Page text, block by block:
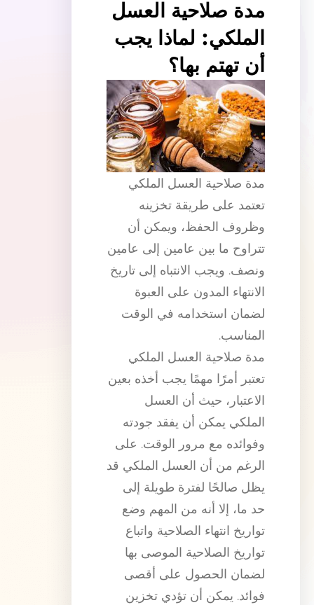
مدة صلاحية العسل
الملكي: لماذا يجب
أن تهتم بها؟
مدة صلاحية العسل الملكي
تعتمد على طريقة تخزينه
وظروف الحفظ، ويمكن أن
تتراوح ما بين عامين إلى عامين
ونصف. ويجب الانتباه إلى تاريخ
الانتهاء المدون على العبوة
لضمان استخدامه في الوقت
المناسب.
مدة صلاحية العسل الملكي
تعتبر أمرًا مهمًا يجب أخذه بعين
الاعتبار، حيث أن العسل
الملكي يمكن أن يفقد جودته
وفوائده مع مرور الوقت. على
الرغم من أن العسل الملكي قد
يظل صالحًا لفترة طويلة إلى
حد ما، إلا أنه من المهم وضع
تواريخ انتهاء الصلاحية واتباع
تواريخ الصلاحية الموصى بها
لضمان الحصول على أقصى
فوائد. يمكن أن تؤدي تخزين